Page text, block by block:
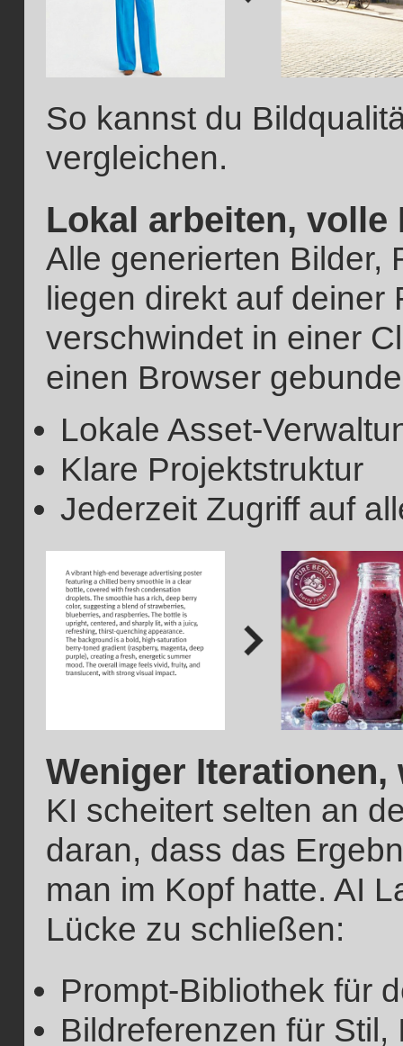
So kannst du
vergleichen.
Lokal arbeiten,
Alle generierten Bilder,
liegen direkt auf deiner
verschwindet in einer
einen Browser
Lokale Asset-
Klare Projektstruktur
Jederzeit Zugriff auf
Weniger Iterationen,
KI scheitert selten an
daran, dass das
man im Kopf hatte. AI
Lücke zu schließen:
Prompt-Bibliothek für
Bildreferenzen für